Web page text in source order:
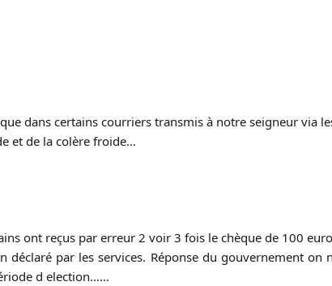
dans certains courriers transmis à notre seigneur via
et de la colère froide…
ont reçus par erreur 2 voir 3 fois le chèque de 100
déclaré par les services. Réponse du gouvernement
d election……